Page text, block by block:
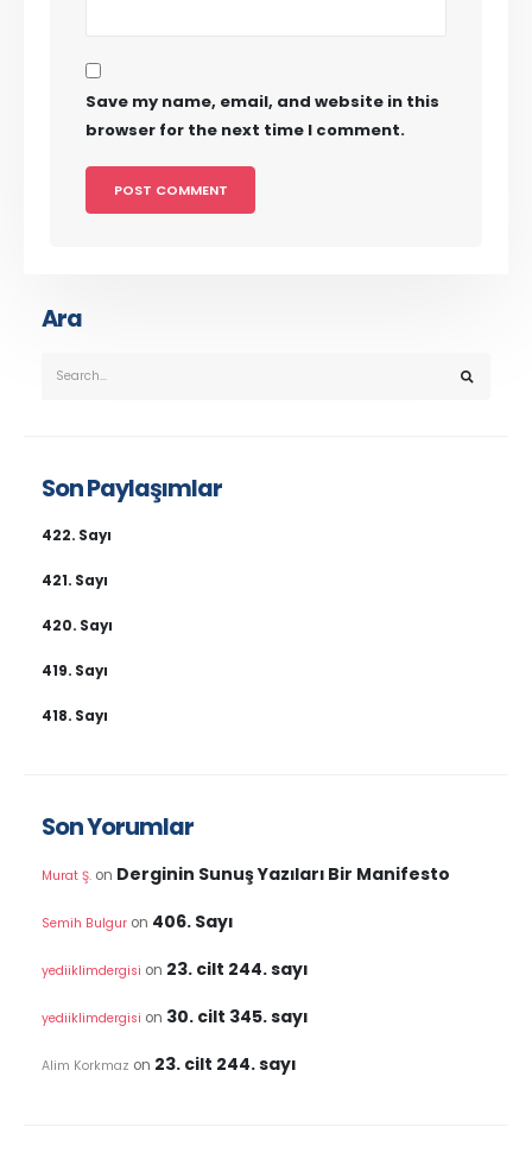
Save my name, email, and website in this
browser for the next time I comment.
Ara
Son Paylaşımlar
422. Sayı
421. Sayı
420. Sayı
419. Sayı
418. Sayı
Son Yorumlar
Murat Ş.on Derginin Sunuş Yazıları Bir Manifesto
Semih Bulguron 406. Sayı
yediiklimdergisi on 23. cilt 244. sayı
yediiklimdergisi on 30. cilt 345. sayı
Alim Korkmaz on 23. cilt 244. sayı